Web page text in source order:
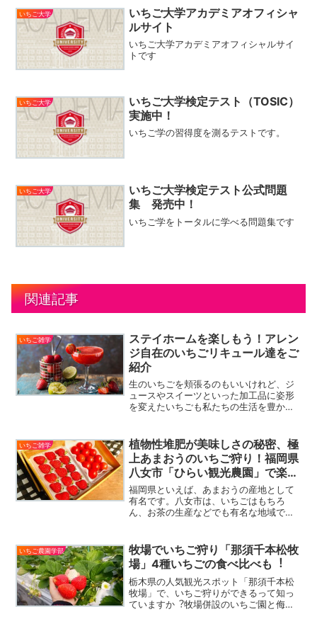
いちご大学
いちご大学アカデミアオフィシャ
ルサイト
いちご大学アカデミアオフィシャルサイ
トです
いちご大学
いちご大学検定テスト（TOSIC）
実施中！
いちご学の習得度を測るテストです。
いちご大学
いちご大学検定テスト公式問題
集 発売中！
いちご学をトータルに学べる問題集です
関連記事
いちご雑学
ステイホームを楽しもう！アレン
ジ自在のいちごリキュール達をご
紹介
生のいちごを頬張るのもいいけれど、ジ
ュースやスイーツといった加工品に姿形
を変えたいちごも私たちの生活を豊かに
紹介。いちごワインもいいですが、自分
次第でアレンジ自在なと...
いちご雑学
植物性堆肥が美味しさの秘密、極
上あまおうのいちご狩り！福岡県
八女市「ひらい観光農園」で楽し
む人気のあまおう！目指すはテー
マパーク型農園！
福岡県といえば、あまおうの産地として
有名です。八女市は、いちごはもちろ
ん、お茶の生産などでも有名な地域で
平井一之介さんにお話を伺いました。福
岡県八女市「ひらい観光農園」...
いちご農園学部
牧場でいちご狩り「那須千本松牧
場」4種いちごの⾷べ⽐べも︕
栃⽊県の⼈気観光スポット「那須千本松
牧場」で、いちご狩りができるって知っ
ていますか︖牧場併設のいちご園と侮る